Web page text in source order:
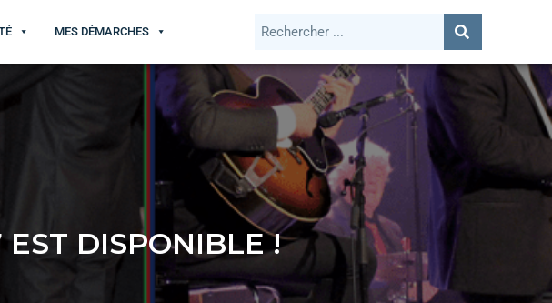
MES DÉMARCHES
DISPONIBLE !